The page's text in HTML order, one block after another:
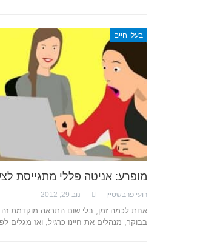
בעלי חיים
מופרע: אניטה פללי מתגייסת
רועי פרבשטיין נוב 29, 2012
אחת לכמה זמן, בלי שום התראה מוקדמת זה
בבוקר, מנהלים את חיינו כרגיל, ואז מגלים